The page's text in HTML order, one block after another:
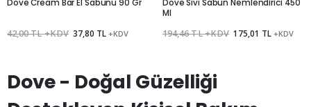
Dove Cream Bar El Sabunu 90 Gr
42,00 TL +KDV 37,80 TL +KDV
Dove Sıvı Sabun Nemlendirici 450
Ml
194,46 TL +KDV 175,01 TL +KDV
Dove - Doğal Güzelliği